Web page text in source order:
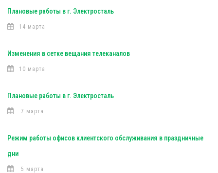
Плановые работы в г. Электросталь
14 марта
Изменения в сетке вещания телеканалов
10 марта
Плановые работы в г. Электросталь
7 марта
Режим работы офисов клиентского обслуживания в праздничные
дни
5 марта